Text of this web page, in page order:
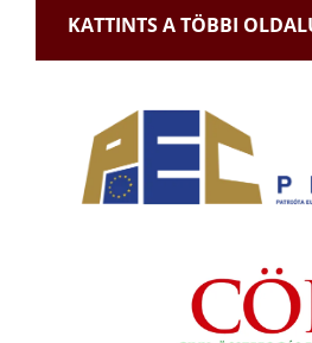
KATTINTS A TÖBBI